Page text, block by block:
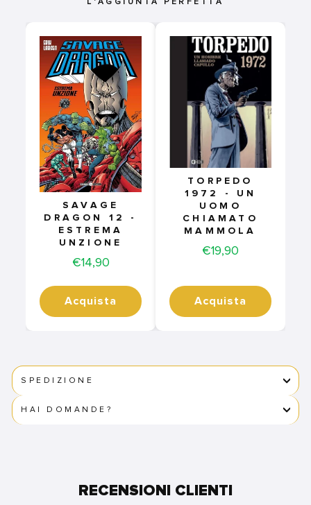
SAVAGE
DRAGON 12 -
ESTREMA
UNZIONE
Price
€14,90
Acquista
TORPEDO
1972 - UN
UOMO
CHIAMATO
MAMMOLA
Price
€19,90
Acquista
SPEDIZIONE
HAI DOMANDE?
RECENSIONI CLIENTI